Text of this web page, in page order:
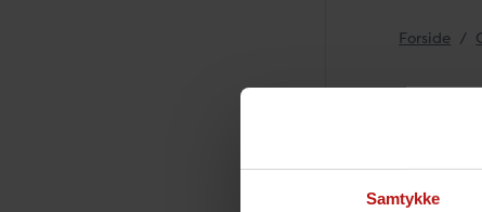
Samtykke
Forside